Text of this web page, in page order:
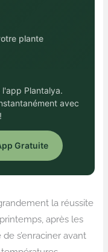
plante
Plantalya.
avec
Gratuite
la réussite
après les
s’enraciner avant